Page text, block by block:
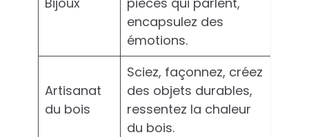
encapsulez des
émotions.
Artisanat
du bois
Sciez, façonnez, créez
des objets durables,
ressentez la chaleur
du bois.